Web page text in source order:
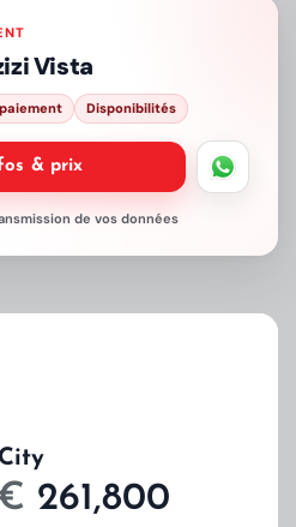
Vista
Disponibilités
& prix
de vos données
261,800